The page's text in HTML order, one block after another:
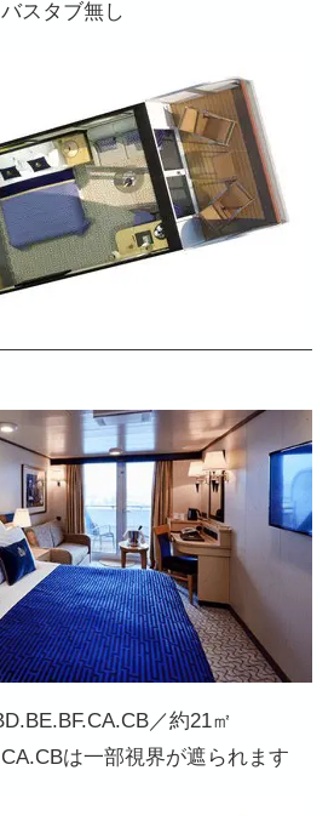
バスタブ無し
／約21㎡
は一部視界が遮られます